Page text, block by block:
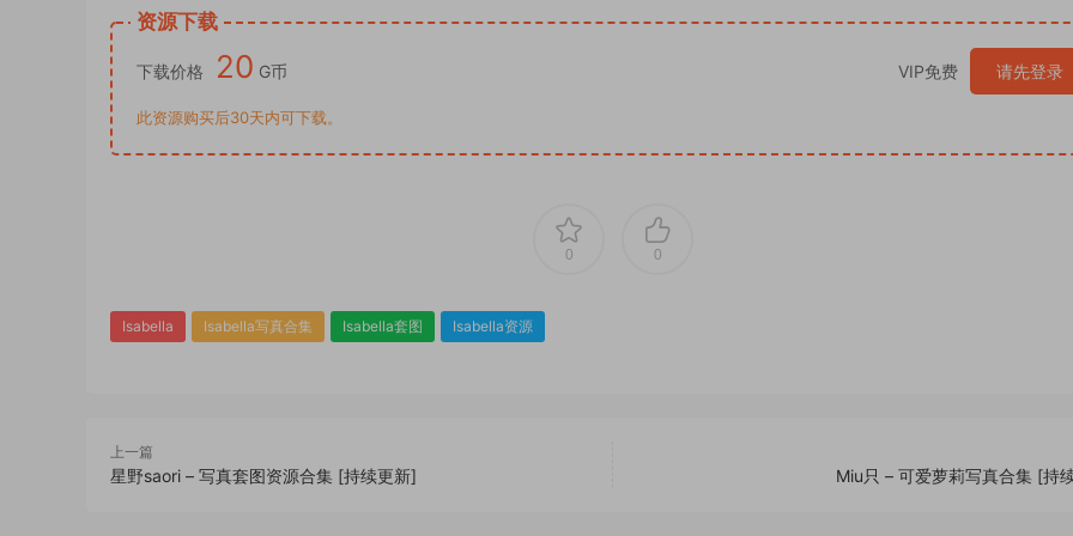
资源下载
下载价格 20 G币 VIP免费 请先登录
此资源购买后30天内可下载。
0 0
Isabella Isabella写真合集 Isabella套图 Isabella资源
上一篇
星野saori – 写真套图资源合集 [持续更新] Miu只 – 可爱萝莉写真合集 [持